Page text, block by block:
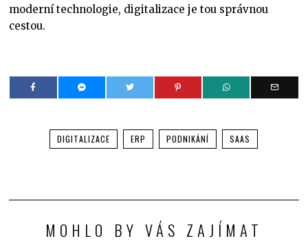
moderní technologie, digitalizace je tou správnou
cestou.
DIGITALIZACE ERP PODNIKÁNÍ SAAS
MOHLO BY VÁS ZAJÍMAT